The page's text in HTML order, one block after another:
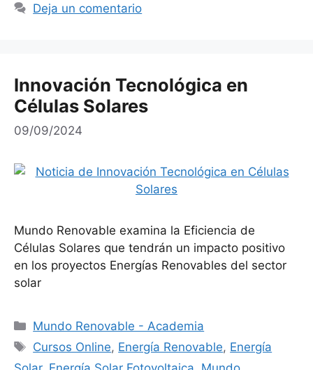
Deja un comentario
Innovación Tecnológica en
Células Solares
09/09/2024
Mundo Renovable examina la Eficiencia de
Células Solares que tendrán un impacto positivo
en los proyectos Energías Renovables del sector
solar
Categorías
Mundo Renovable - Academia
Etiquetas
Cursos Online, Energía Renovable, Energía